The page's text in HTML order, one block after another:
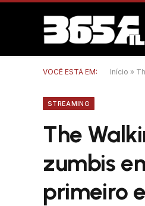
VOCÊ ESTÁ EM: Início »
STREAMING
The
zumbis
primeiro